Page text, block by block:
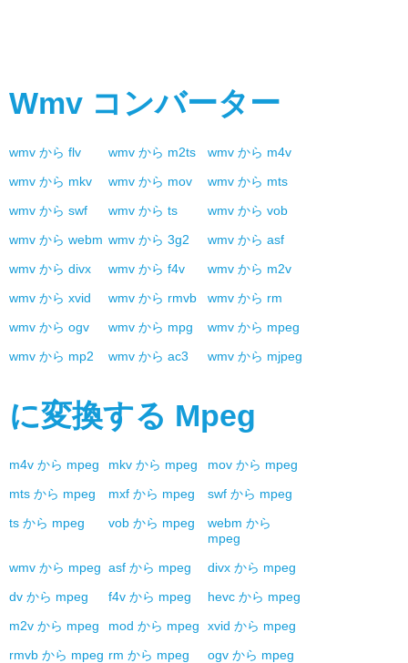
Wmv コンバーター
wmv から flv wmv から m2ts wmv から m4v
wmv から mkv wmv から mov wmv から mts
wmv から swf wmv から ts wmv から vob
wmv から webm wmv から 3g2 wmv から asf
wmv から divx wmv から f4v wmv から m2v
wmv から xvid wmv から rmvb wmv から rm
wmv から ogv wmv から mpg wmv から mpeg
wmv から mp2 wmv から ac3 wmv から mjpeg
に変換する Mpeg
m4v から mpeg mkv から mpeg mov から mpeg
mts から mpeg mxf から mpeg swf から mpeg
ts から mpeg vob から mpeg webm から
mpeg
wmv から mpeg asf から mpeg divx から mpeg
dv から mpeg f4v から mpeg hevc から mpeg
m2v から mpeg mod から mpeg xvid から mpeg
rmvb から mpeg rm から mpeg ogv から mpeg